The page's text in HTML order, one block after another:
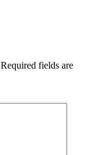
Required fields are